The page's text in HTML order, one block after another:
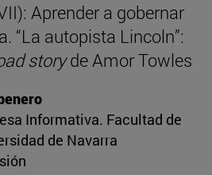
Aprender a gobernar
“La autopista Lincoln”:
storyde Amor Towles
Informativa. Facultad de
de Navarra